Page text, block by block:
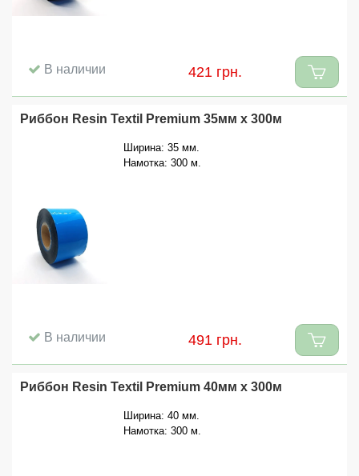
В наличии 421 грн.
Риббон Resin Textil Premium 35мм x 300м
Ширина: 35 мм.
Намотка: 300 м.
В наличии 491 грн.
Риббон Resin Textil Premium 40мм x 300м
Ширина: 40 мм.
Намотка: 300 м.